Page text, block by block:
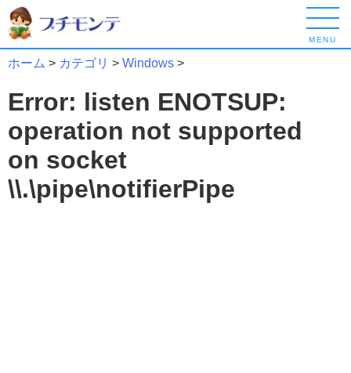
MENU
ホーム > カテゴリ > Windows >
Error: listen ENOTSUP:
operation not supported
on socket
\\.\pipe\notifierPipe